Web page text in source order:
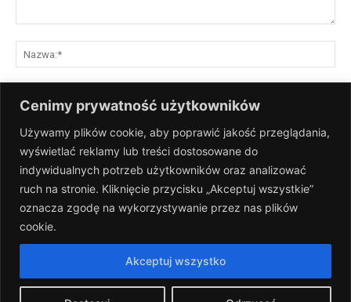
Cenimy prywatność użytkowników
Używamy plików cookie, aby poprawić jakość przeglądania,
wyświetlać reklamy lub treści dostosowane do
indywidualnych potrzeb użytkowników oraz analizować
ruch na stronie. Kliknięcie przycisku „Akceptuj wszystkie”
oznacza zgodę na wykorzystywanie przez nas plików
cookie.
Akceptuj wszystko
Zapisz moje nazwisko, adres e-mail i stronę internetową w tej
przeglądarce na następny raz, gdy skomentuję.